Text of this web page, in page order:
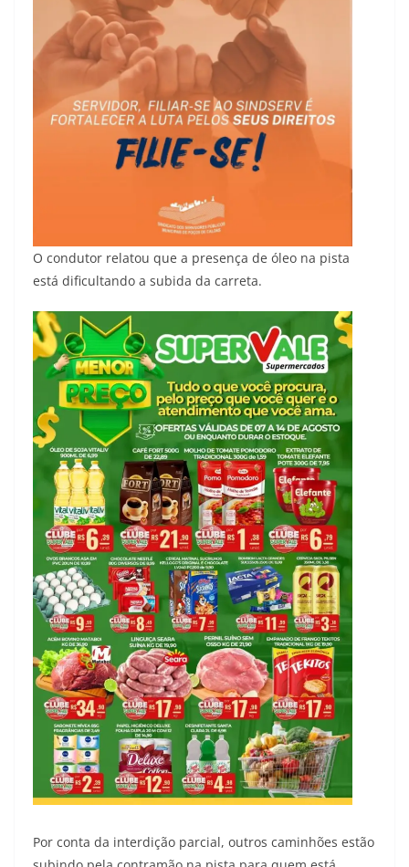
O condutor relatou que a presença de óleo na pista
está dificultando a subida da carreta.
Por conta da interdição parcial, outros caminhões estão